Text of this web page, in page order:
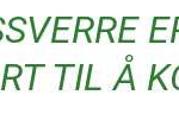
TIL Å